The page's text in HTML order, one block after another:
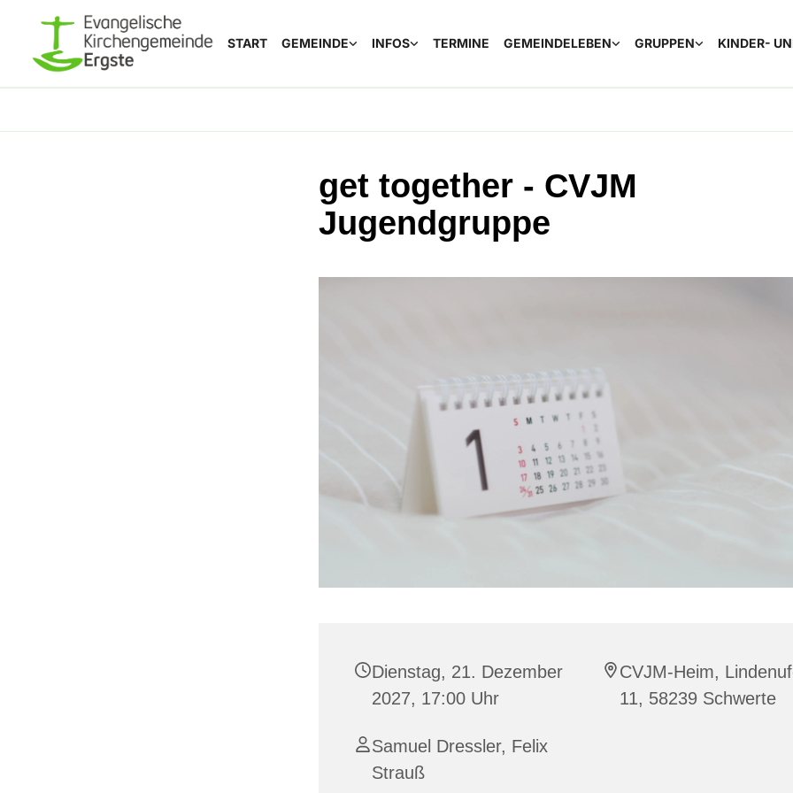
START GEMEINDE INFOS TERMINE GEMEINDELEBEN GRUPPEN KINDER-
get together - CVJM
Jugendgruppe
Dienstag, 21. Dezember
2027, 17:00 Uhr
CVJM-Heim,
11, 58239 Schwerte
Samuel Dressler, Felix
Strauß